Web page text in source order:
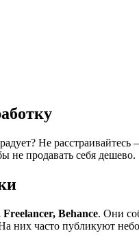
Не
не продавать себя дешево.
Behance. Они
них часто публикуют